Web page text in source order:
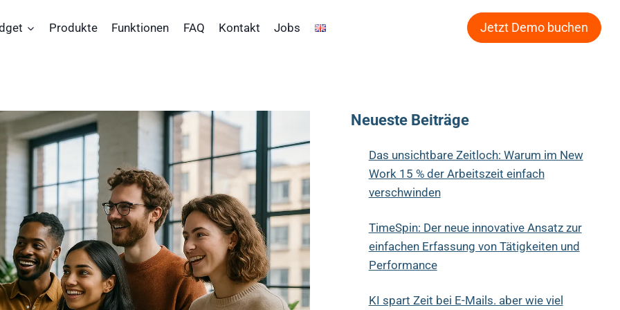
Produkte Funktionen FAQ Kontakt Jobs Jetzt Demo buchen
Neueste Beiträge
Das unsichtbare Zeitloch: Warum im New
Work 15 % der Arbeitszeit einfach
verschwinden
TimeSpin: Der neue innovative Ansatz zur
einfachen Erfassung von Tätigkeiten und
Performance
KI spart Zeit bei E-Mails. aber wie viel